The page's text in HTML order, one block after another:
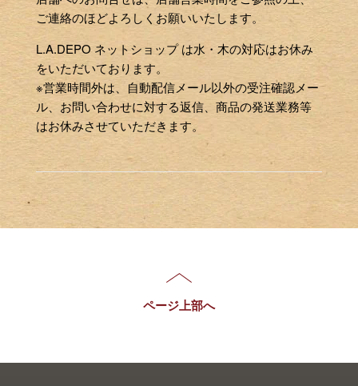
ご連絡のほどよろしくお願いいたします。
L.A.DEPO ネットショップ は水・木の対応はお休み
をいただいております。
※営業時間外は、自動配信メール以外の受注確認メー
ル、お問い合わせに対する返信、商品の発送業務等
はお休みさせていただきます。
ページ上部へ